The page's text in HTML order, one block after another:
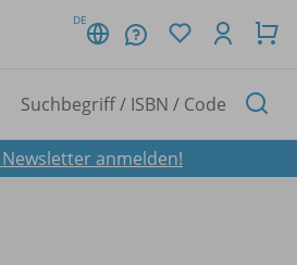
DE
Newsletter anmelden!